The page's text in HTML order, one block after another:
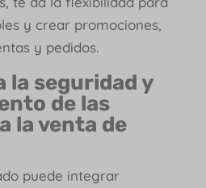
y crear promociones,
y pedidos.
la seguridad y
de las
la venta de
puede integrar